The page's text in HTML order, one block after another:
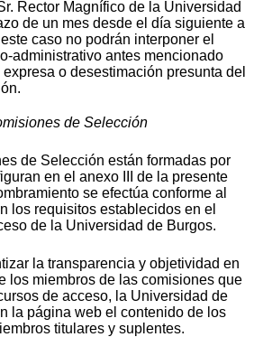
Rector Magnífico de la Universidad
de un mes desde el día siguiente a
caso no podrán interponer el
administrativo antes mencionado
o desestimación presunta del
de Selección
de Selección están formadas por
en el anexo III de la presente
se efectúa conforme al
los requisitos establecidos en el
de la Universidad de Burgos.
la transparencia y objetividad en
los miembros de las comisiones que
de acceso, la Universidad de
la página web el contenido de los
titulares y suplentes.